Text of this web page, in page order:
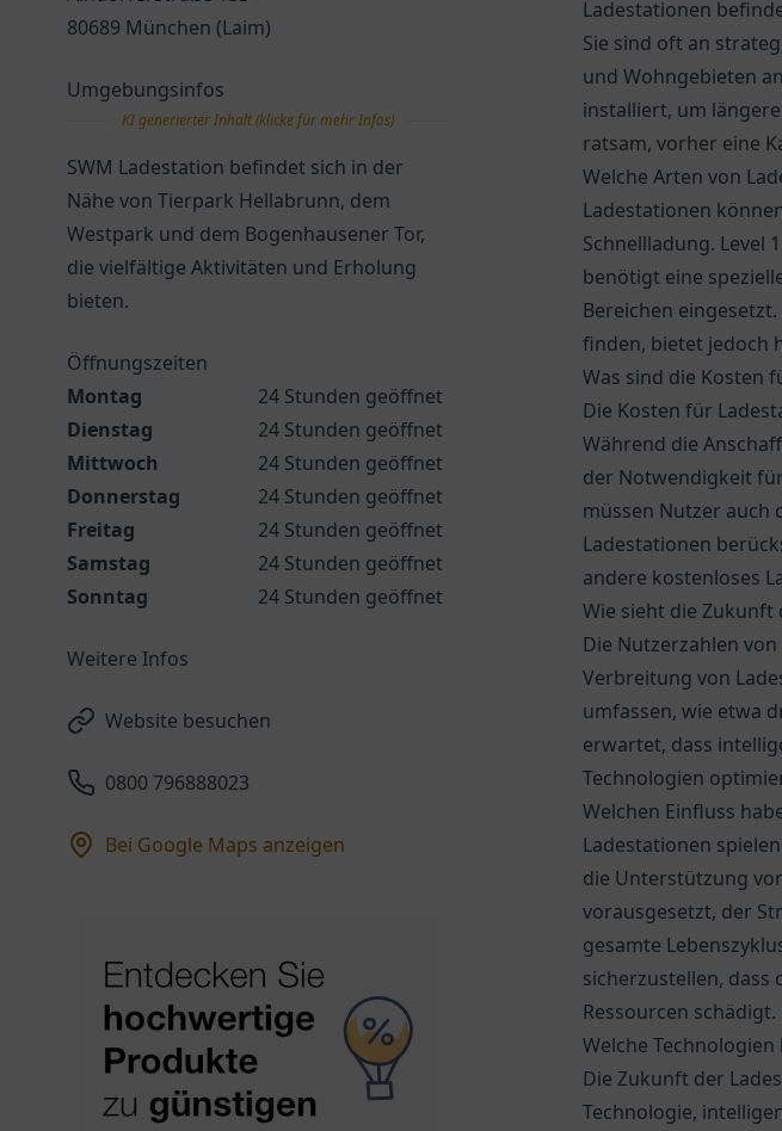
80689 München (Laim)
Umgebungsinfos
KI generierter Inhalt (klicke für mehr Infos)
SWM Ladestation befindet sich in der
Nähe von Tierpark Hellabrunn, dem
Westpark und dem Bogenhausener Tor,
die vielfältige Aktivitäten und Erholung
bieten.
Öffnungszeiten
Montag
24 Stunden geöffnet
Dienstag
24 Stunden geöffnet
Mittwoch
24 Stunden geöffnet
Donnerstag
24 Stunden geöffnet
Freitag
24 Stunden geöffnet
Samstag
24 Stunden geöffnet
Sonntag
24 Stunden geöffnet
Weitere Infos
Website besuchen
0800 796888023
Bei Google Maps anzeigen
Ladestationen
Sie sind oft an
und Wohngebieten
installiert, um
ratsam, vorher eine
Welche Arten von
Ladestationen
Schnellladung. Level
benötigt eine
Bereichen
finden, bietet jedoch
Was sind die Kosten
Die Kosten für
Während die
der Notwendigkeit
müssen Nutzer auch
Ladestationen
andere kostenloses
Wie sieht die Zukunft
Die Nutzerzahlen
Verbreitung von
umfassen, wie etwa
erwartet, dass
Technologien
Welchen Einfluss
Ladestationen
die Unterstützung
vorausgesetzt, der
gesamte
sicherzustellen,
Ressourcen schädigt.
Welche
Die Zukunft der
Technologie,